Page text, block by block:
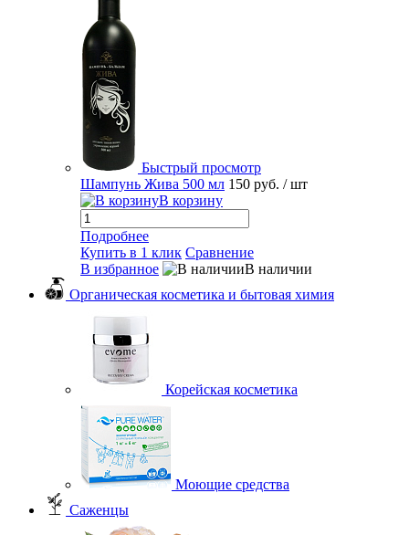
Быстрый просмотр
Шампунь Жива 500 мл 150 руб. / шт
В корзину
Подробнее
Купить в 1 клик Сравнение
В избранное
В наличии
Органическая косметика и бытовая химия
Корейская косметика
Моющие средства
Саженцы